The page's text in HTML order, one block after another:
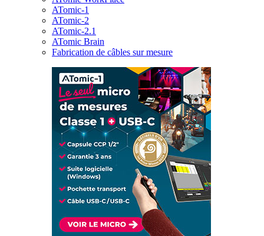
ATomic-1
ATomic-2
ATomic-2.1
ATomic Brain
Fabrication de câbles sur mesure